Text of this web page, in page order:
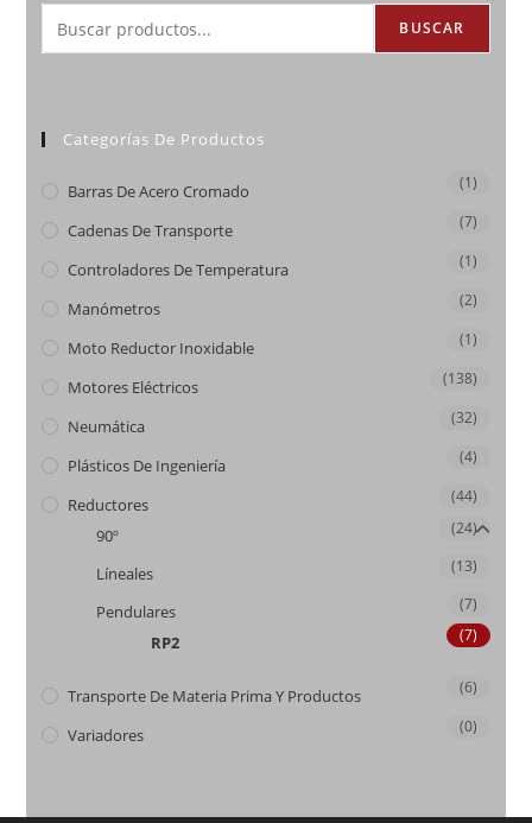
BUSCAR
Categorías De Productos
Barras De Acero Cromado (1)
Cadenas De Transporte (7)
Controladores De Temperatura (1)
Manómetros (2)
Moto Reductor Inoxidable (1)
Motores Eléctricos (138)
Neumática (32)
Plásticos De Ingeniería (4)
Reductores (44)
90º (24)
Líneales (13)
Pendulares (7)
RP2 (7)
Transporte De Materia Prima Y Productos (6)
Variadores (0)